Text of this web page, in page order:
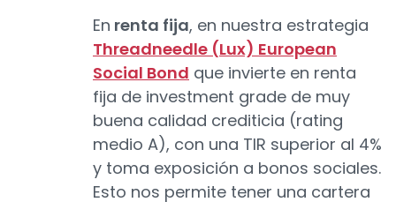
En renta fija, en nuestra estrategia
Threadneedle (Lux) European
Social Bond que invierte en renta
fija de investment grade de muy
buena calidad crediticia (rating
medio A), con una TIR superior al 4%
y toma exposición a bonos sociales.
Esto nos permite tener una cartera